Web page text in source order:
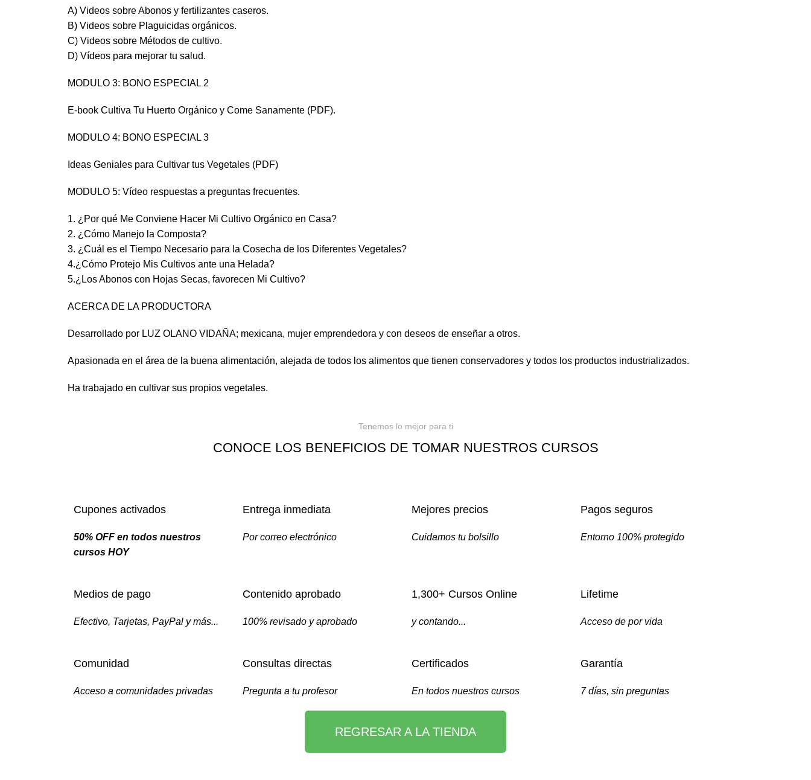
A) Videos sobre Abonos y fertilizantes caseros.
B) Videos sobre Plaguicidas orgánicos.
C) Videos sobre Métodos de cultivo.
D) Vídeos para mejorar tu salud.
MODULO 3: BONO ESPECIAL 2
E-book Cultiva Tu Huerto Orgánico y Come Sanamente (PDF).
MODULO 4: BONO ESPECIAL 3
Ideas Geniales para Cultivar tus Vegetales (PDF)
MODULO 5: Vídeo respuestas a preguntas frecuentes.
1. ¿Por qué Me Conviene Hacer Mi Cultivo Orgánico en Casa?
2. ¿Cómo Manejo la Composta?
3. ¿Cuál es el Tiempo Necesario para la Cosecha de los Diferentes Vegetales?
4.¿Cómo Protejo Mis Cultivos ante una Helada?
5.¿Los Abonos con Hojas Secas, favorecen Mi Cultivo?
ACERCA DE LA PRODUCTORA
Desarrollado por LUZ OLANO VIDAÑA; mexicana, mujer emprendedora y con deseos de enseñar a otros.
Apasionada en el área de la buena alimentación, alejada de todos los alimentos que tienen conservadores y todos los productos industrializados.
Ha trabajado en cultivar sus propios vegetales.
Tenemos lo mejor para ti
CONOCE LOS BENEFICIOS DE TOMAR NUESTROS CURSOS
Cupones activados
50% OFF en todos nuestros
cursos HOY
Entrega inmediata
Por correo electrónico
Mejores precios
Cuidamos tu bolsillo
Pagos seguros
Entorno 100% protegido
Medios de pago
Efectivo, Tarjetas, PayPal y más...
Contenido aprobado
100% revisado y aprobado
1,300+ Cursos Online
y contando...
Lifetime
Acceso de por vida
Comunidad
Acceso a comunidades privadas
Consultas directas
Pregunta a tu profesor
Certificados
En todos nuestros cursos
Garantía
7 días, sin preguntas
REGRESAR A LA TIENDA